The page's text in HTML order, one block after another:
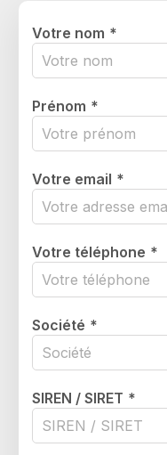
Votre nom *
Prénom *
Votre email *
Votre téléphone *
Société *
SIREN / SIRET *